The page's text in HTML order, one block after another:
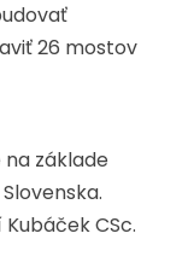
26 mostov
základe
CSc.